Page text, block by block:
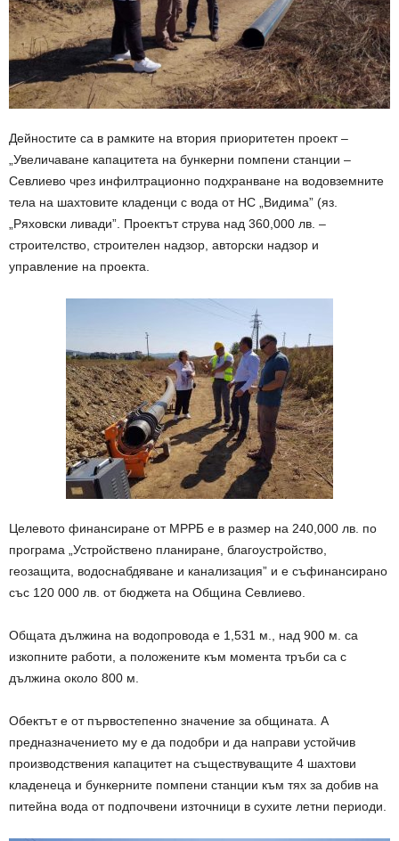
Дейностите са в рамките на втория приоритетен проект –
„Увеличаване капацитета на бункерни помпени станции –
Севлиево чрез инфилтрационно подхранване на водовземните
тела на шахтовите кладенци с вода от НС „Видима” (яз.
„Ряховски ливади”. Проектът струва над 360,000 лв. –
строителство, строителен надзор, авторски надзор и
управление на проекта.
Целевото финансиране от МРРБ е в размер на 240,000 лв. по
програма „Устройствено планиране, благоустройство,
геозащита, водоснабдяване и канализация” и е съфинансирано
със 120 000 лв. от бюджета на Община Севлиево.
Общата дължина на водопровода е 1,531 м., над 900 м. са
изкопните работи, а положените към момента тръби са с
дължина около 800 м.
Обектът е от първостепенно значение за общината. А
предназначението му е да подобри и да направи устойчив
производствения капацитет на съществуващите 4 шахтови
кладенеца и бункерните помпени станции към тях за добив на
питейна вода от подпочвени източници в сухите летни периоди.